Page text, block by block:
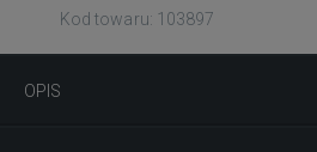
Kod towaru: 103897
OPIS